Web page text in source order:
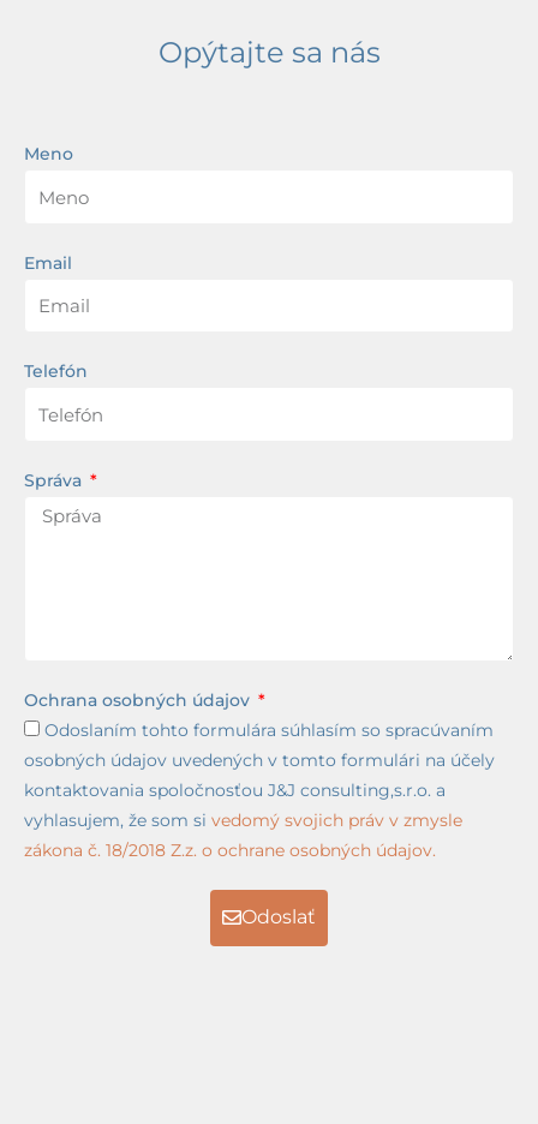
Opýtajte sa nás
Meno
Email
Telefón
Správa
Ochrana osobných údajov
Odoslaním tohto formulára súhlasím so spracúvaním
osobných údajov uvedených v tomto formulári na účely
kontaktovania spoločnosťou J&J consulting,s.r.o. a
vyhlasujem, že som si vedomý svojich práv v zmysle
zákona č. 18/2018 Z.z. o ochrane osobných údajov.
Odoslať